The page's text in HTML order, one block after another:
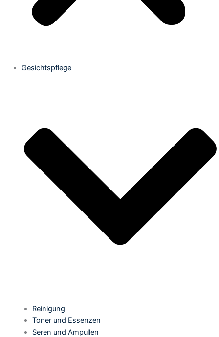
Gesichtspflege
Reinigung
Toner und Essenzen
Seren und Ampullen